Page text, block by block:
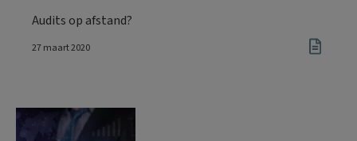
Audits op afstand?
27 maart 2020